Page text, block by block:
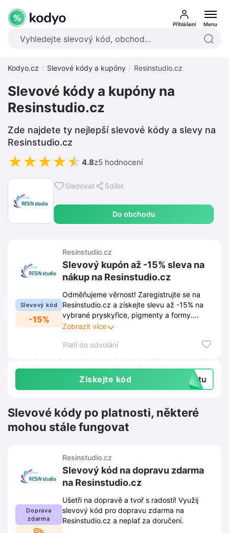
Přihlášení Menu
Kodyo.cz Slevové kódy a kupóny Resinstudio.cz
Sledovat Sdílet
Do obchodu
Slevové kódy a kupóny na
Resinstudio.cz
Zde najdete ty nejlepší slevové kódy a slevy na
Resinstudio.cz
★★★★★ 4.8z5 hodnocení
Slevový kód
-15%
Resinstudio.cz
Slevový kupón až -15% sleva na
nákup na Resinstudio.cz
Odměňujeme věrnost! Zaregistrujte se na
Resinstudio.cz a získejte slevu až -15% na
vybrané pryskyřice, pigmenty a formy.
Podmínkou pro získání slevy je nákup zboží
hranice získáte automaticky 15% slevu na
Zobrazit více
Platí do odvolání
Získejte kód extu
Slevové kódy po platnosti, některé
mohou stále fungovat
Doprava
zdarma
Resinstudio.cz
Slevový kód na dopravu zdarma
na Resinstudio.cz
Ušetři na dopravě a tvoř s radostí! Využij
slevový kód pro dopravu zdarma na
Resinstudio.cz a neplať za doručení.